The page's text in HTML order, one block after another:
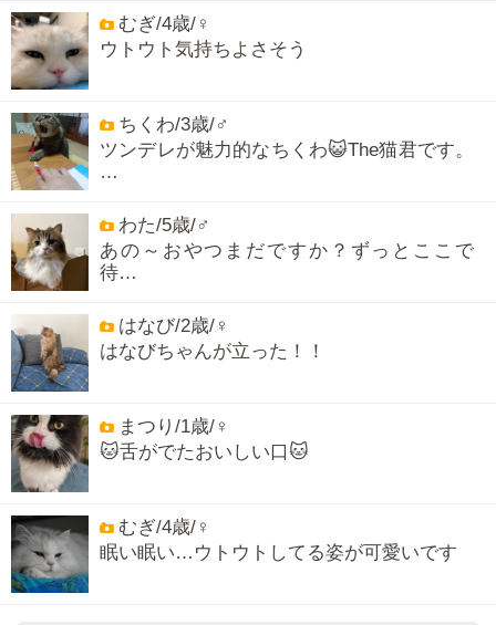
むぎ/4歳/♀
ウトウト気持ちよさそう
ちくわ/3歳/♂
ツンデレが魅力的なちくわ😺The猫君です。
…
わた/5歳/♂
あの～おやつまだですか？ずっとここで
待…
はなび/2歳/♀
はなびちゃんが立った！！
まつり/1歳/♀
🐱舌がでたおいしい口🐱
むぎ/4歳/♀
眠い眠い…ウトウトしてる姿が可愛いです